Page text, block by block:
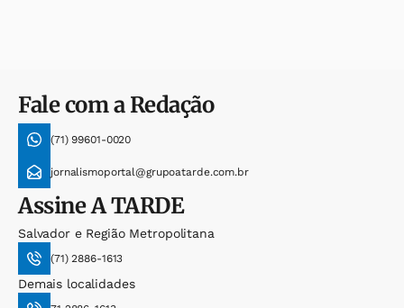
Fale com a Redação
(71) 99601-0020
jornalismoportal@grupoatarde.com.br
AssineA TARDE
Salvador e Região Metropolitana
(71) 2886-1613
Demais localidades